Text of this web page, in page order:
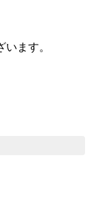
ます。